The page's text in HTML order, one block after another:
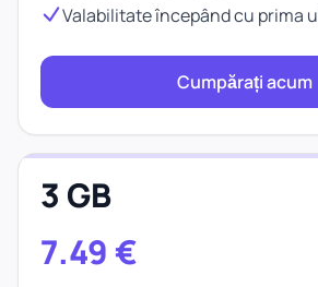
Valabilitate începând cu prima
Cumpărați acum
3 GB
7.49 €